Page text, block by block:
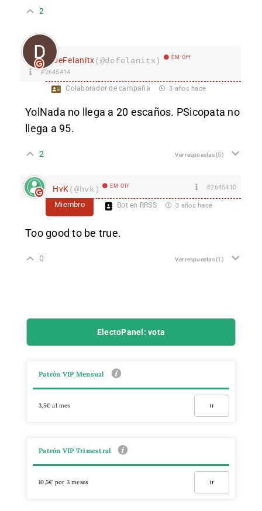
2
DeFelanitx(@defelanitx) EM Off
#2645414
Colaborador de campaña 3 años hace
YolNada no llega a 20 escaños. PSicopata no
llega a 95.
2 Ver respuestas(5)
HvK(@hvk) EM Off #2645410
Miembro Bot en RRSS 3 años hace
Too good to be true.
0 Ver respuestas(1)
ElectoPanel: vota
Patrón VIP Mensual
3,5€ al mes Ir
Patrón VIP Trimestral
10,5€ por 3 meses Ir